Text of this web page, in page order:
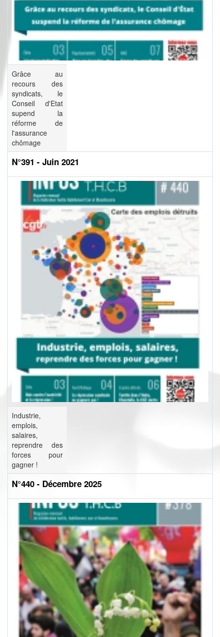
Grâce au
recours des
syndicats, le
Conseil d'Etat
supend la
réforme de
l'assurance
chômage
N°391 - Juin 2021
Industrie,
emplois,
salaires,
reprendre des
forces pour
gagner !
N°440 - Décembre 2025